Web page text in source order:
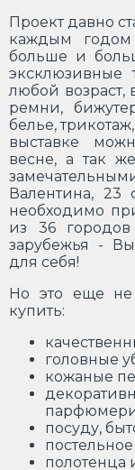
Проект давно
каждым годом
больше и
эксклюзивные
любой возраст,
ремни,
белье,
выставке
весне, а так
Валентина, 23
необходимо
из 36
зарубежья -
для себя!
Но это еще не
купить:
головные
кожаные
посуду,
полотенца